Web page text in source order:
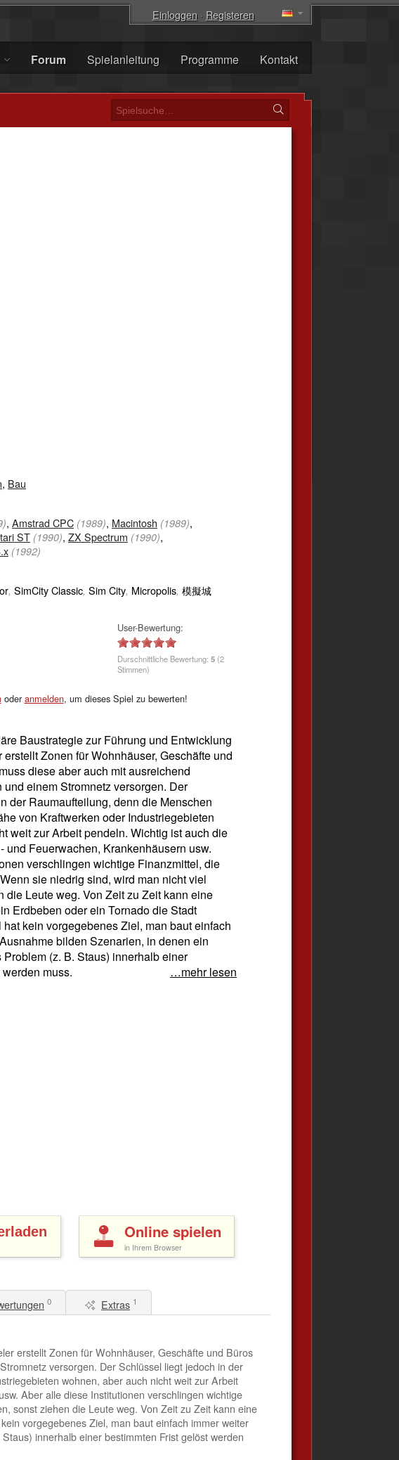
Einloggen· Registeren
Forum Spielanleitung Programme Kontakt
, Bau
, Amstrad CPC (1989), Macintosh (1989),
ST (1990), ZX Spectrum (1990),
(1992)
, SimCity Classic, Sim City, Micropolis, 模擬城
User-Bewertung:
Durschnittliche Bewertung: 5 (2
Stimmen)
oderanmelden, um dieses Spiel zu bewerten!
Baustrategie zur Führung und Entwicklung
Zonen für Wohnhäuser, Geschäfte und
diese aber auch mit ausreichend
einem Stromnetz versorgen. Der
der Raumaufteilung, denn die Menschen
von Kraftwerken oder Industriegebieten
weit zur Arbeit pendeln. Wichtig ist auch die
und Feuerwachen, Krankenhäusern usw.
verschlingen wichtige Finanzmittel, die
sie niedrig sind, wird man nicht viel
die Leute weg. Von Zeit zu Zeit kann eine
Erdbeben oder ein Tornado die Stadt
kein vorgegebenes Ziel, man baut einfach
bilden Szenarien, in denen ein
(z. B. Staus) innerhalb einer
muss.
…mehr lesen
Online spielen
in Ihrem Browser
0 Extras 1
erstellt Zonen für Wohnhäuser, Geschäfte und Büros
versorgen. Der Schlüssel liegt jedoch in der
wohnen, aber auch nicht weit zur Arbeit
Aber alle diese Institutionen verschlingen wichtige
sonst ziehen die Leute weg. Von Zeit zu Zeit kann eine
vorgegebenes Ziel, man baut einfach immer weiter
innerhalb einer bestimmten Frist gelöst werden